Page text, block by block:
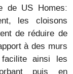
de US Homes:
les cloisons
de réduire de
à des murs
ainsi les
puis en